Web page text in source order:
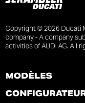
Copyright © 2026 Ducati
company - A company
activities of AUDI AG. All
MODÈLES